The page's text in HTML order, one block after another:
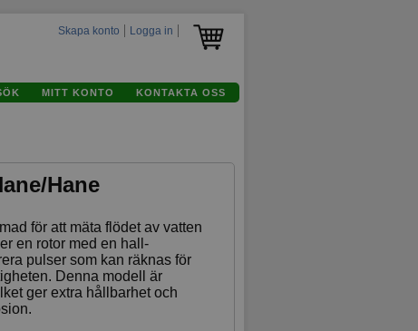
Skapa konto Logga in
MITT KONTO KONTAKTA OSS
Hane
för att mäta flödet av vatten
en rotor med en hall-
pulser som kan räknas för
Denna modell är
ger extra hållbarhet och